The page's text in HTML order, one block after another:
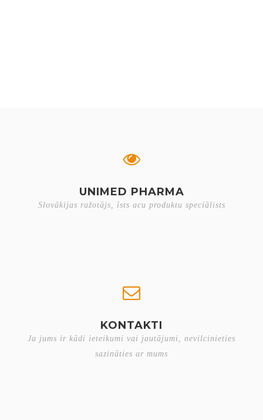
UNIMED PHARMA
Slovākijas ražotājs, īsts acu produktu speciālists
KONTAKTI
Ja jums ir kādi ieteikumi vai jautājumi, nevilcinieties
sazināties ar mums